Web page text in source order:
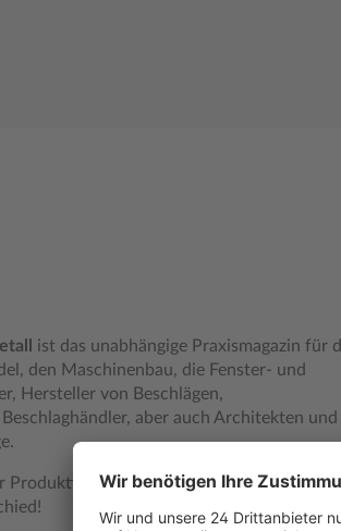
ist das unabhängige Praxismagazin für
den Maschinenbau, die Fenster- und
Hersteller von Beschlägen,
aber auch Architekten und
Produktion und Montage. Gut